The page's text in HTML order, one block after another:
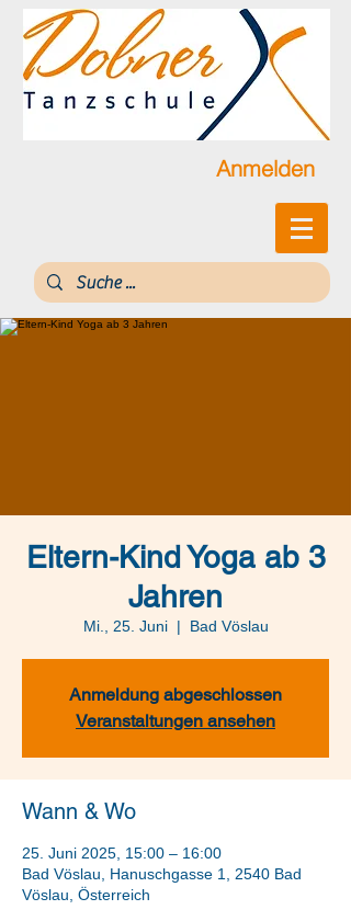
Anmelden
Eltern-Kind Yoga ab 3
Jahren
Mi., 25. Juni
  |
Bad Vöslau
Anmeldung abgeschlossen
Veranstaltungen ansehen
Wann & Wo
25. Juni 2025, 15:00 – 16:00
Bad Vöslau, Hanuschgasse 1, 2540 Bad
Vöslau, Österreich